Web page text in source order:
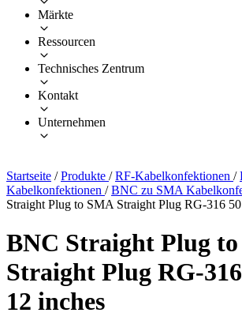
Märkte
Ressourcen
Technisches Zentrum
Kontakt
Unternehmen
Startseite / Produkte / RF-Kabelkonfektionen /
Kabelkonfektionen / BNC zu SMA
Straight Plug to SMA Straight Plug RG-316
BNC Straight Plug
Straight Plug RG-
12 inches